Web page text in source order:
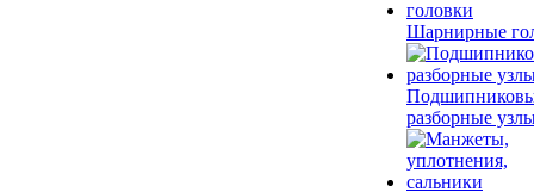
Шарнирные
разборные